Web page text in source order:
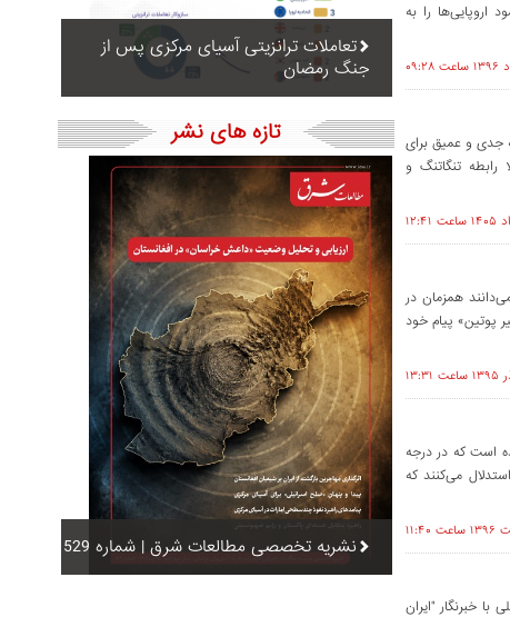
اروپایی‌ها را به
سال 2015 به این‌سو به گونه‌ جدی و عمیق برای
تنگاتنگ و
می‌دانند همزمان در
پوتین» پیام خود
است که در درجه
می‌کنند که
با خبرنگار "ایران
تعاملات ترانزیتی آسیای مرکزی پس از
جنگ رمضان
تازه های نشر
نشریه تخصصی مطالعات شرق | شماره 529